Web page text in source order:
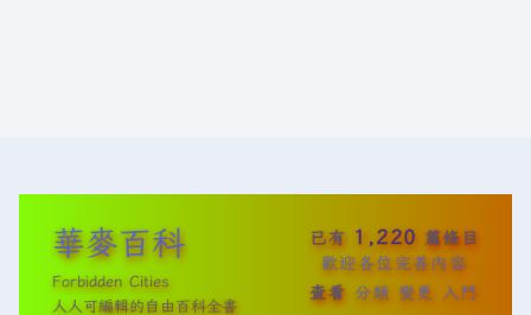
華麥百科
Forbidden Cities
人人可編輯的自由百科全書
已有 1,220 篇條目
歡迎各位完善內容
查看 分類 變更 入門